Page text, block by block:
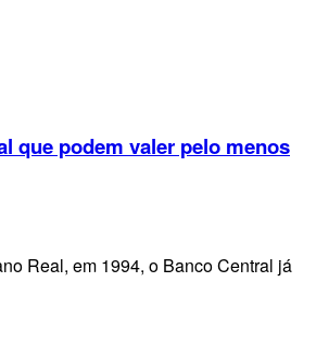
que podem valer pelo menos
Real, em 1994, o Banco Central já